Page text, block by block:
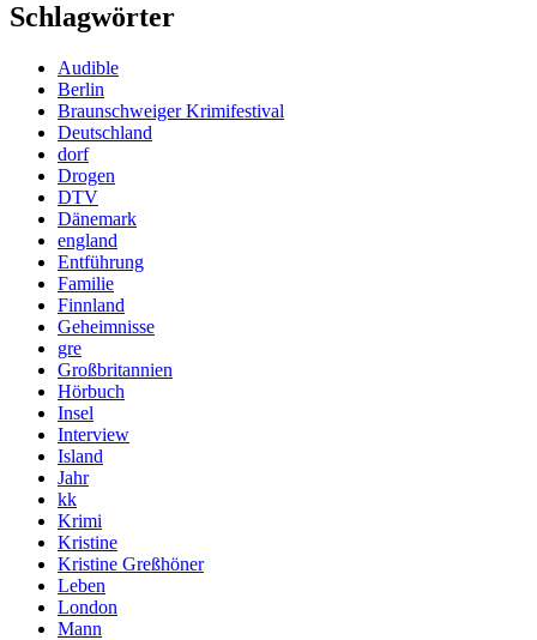
Schlagwörter
Audible
Berlin
Braunschweiger Krimifestival
Deutschland
dorf
Drogen
DTV
Dänemark
england
Entführung
Familie
Finnland
Geheimnisse
gre
Großbritannien
Hörbuch
Insel
Interview
Island
Jahr
kk
Krimi
Kristine
Kristine Greßhöner
Leben
London
Mann